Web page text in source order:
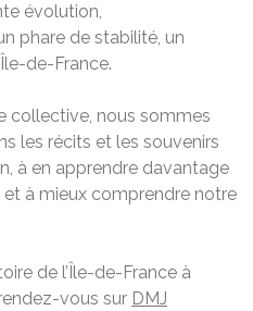
évolution,
phare de stabilité, un
de-France.
collective, nous sommes
les récits et les souvenirs
à en apprendre davantage
à mieux comprendre notre
de l’Île-de-France à
vous sur DMJ